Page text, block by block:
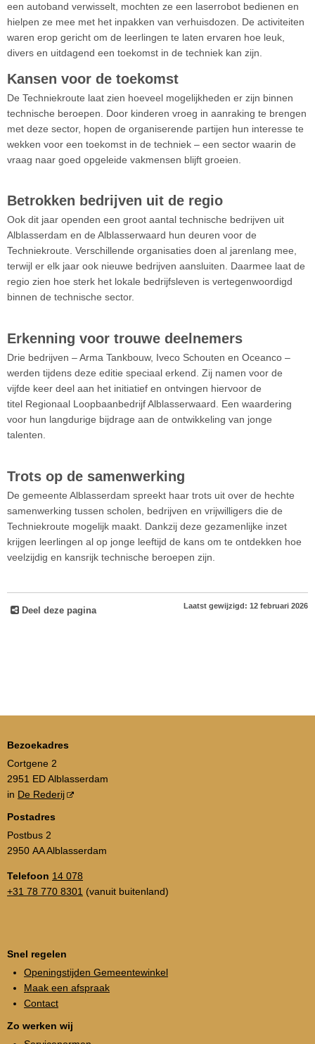
een autoband verwisselt, mochten ze een laserrobot bedienen en
hielpen ze mee met het inpakken van verhuisdozen. De activiteiten
waren erop gericht om de leerlingen te laten ervaren hoe leuk,
divers en uitdagend een toekomst in de techniek kan zijn.
Kansen voor de toekomst
De Techniekroute laat zien hoeveel mogelijkheden er zijn binnen
technische beroepen. Door kinderen vroeg in aanraking te brengen
met deze sector, hopen de organiserende partijen hun interesse te
wekken voor een toekomst in de techniek – een sector waarin de
vraag naar goed opgeleide vakmensen blijft groeien.
Betrokken bedrijven uit de regio
Ook dit jaar openden een groot aantal technische bedrijven uit
Alblasserdam en de Alblasserwaard hun deuren voor de
Techniekroute. Verschillende organisaties doen al jarenlang mee,
terwijl er elk jaar ook nieuwe bedrijven aansluiten. Daarmee laat de
regio zien hoe sterk het lokale bedrijfsleven is vertegenwoordigd
binnen de technische sector.
Erkenning voor trouwe deelnemers
Drie bedrijven – Arma Tankbouw, Iveco Schouten en Oceanco –
werden tijdens deze editie speciaal erkend. Zij namen voor de
vijfde keer deel aan het initiatief en ontvingen hiervoor de
titel Regionaal Loopbaanbedrijf Alblasserwaard. Een waardering
voor hun langdurige bijdrage aan de ontwikkeling van jonge
talenten.
Trots op de samenwerking
De gemeente Alblasserdam spreekt haar trots uit over de hechte
samenwerking tussen scholen, bedrijven en vrijwilligers die de
Techniekroute mogelijk maakt. Dankzij deze gezamenlijke inzet
krijgen leerlingen al op jonge leeftijd de kans om te ontdekken hoe
veelzijdig en kansrijk technische beroepen zijn.
Deel deze pagina Laatst gewijzigd: 12 februari 2026
Bezoekadres
Cortgene 2
2951 ED Alblasserdam
in De Rederij
Postadres
Postbus 2
2950 AA Alblasserdam
Telefoon 14 078
+31 78 770 8301 (vanuit buitenland)
Snel regelen
Openingstijden Gemeentewinkel
Maak een afspraak
Contact
Zo werken wij